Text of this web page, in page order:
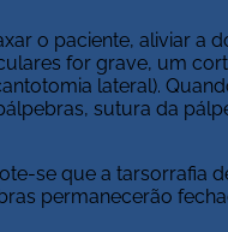
o paciente, aliviar a
for grave, um
lateral).
sutura da
se que a tarsorrafia
permanecerão